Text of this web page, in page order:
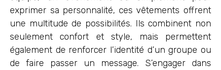
exprimer sa personnalité, ces vêtements offrent
une multitude de possibilités. Ils combinent non
seulement confort et style, mais permettent
également de renforcer l’identité d’un groupe ou
de faire passer un message. S’engager dans